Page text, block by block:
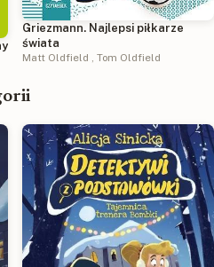
Griezmann. Najlepsi piłkarze
świata
Matt Oldfield , Tom Oldfield